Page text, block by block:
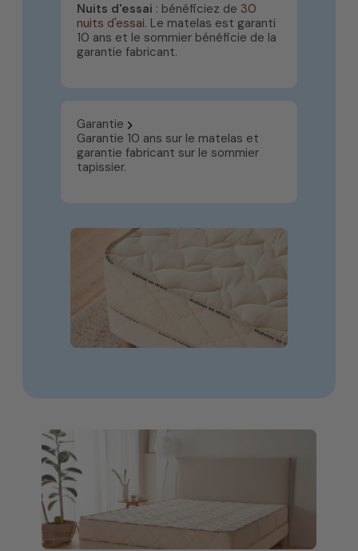
Nuits d'essai : bénéficiez de 30
nuits d'essai. Le matelas est garanti
10 ans et le sommier bénéficie de la
garantie fabricant.
Garantie
Garantie 10 ans sur le matelas et
garantie fabricant sur le sommier
tapissier.